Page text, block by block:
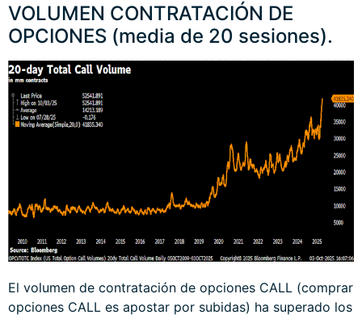
VOLUMEN CONTRATACIÓN DE
OPCIONES (media de 20 sesiones).
El volumen de contratación de opciones CALL (comprar
opciones CALL es apostar por subidas) ha superado los